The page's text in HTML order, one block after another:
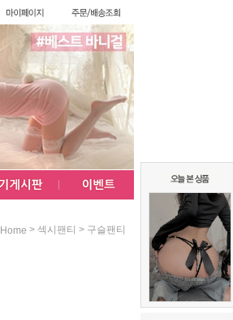
Home > 섹시팬티 > 구슬팬티